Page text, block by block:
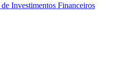
Investimentos Financeiros